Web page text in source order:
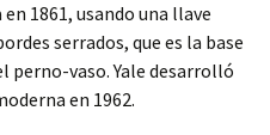
1861, usando una llave
serrados, que es la base
perno-vaso. Yale desarrolló
en 1962.